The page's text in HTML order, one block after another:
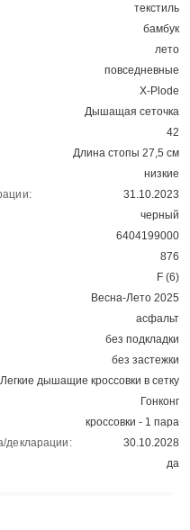
текстиль
бамбук
лето
повседневные
X-Plode
Дышащая сеточка
42
Длина стопы 27,5 см
низкие
31.10.2023
черный
6404199000
876
F (6)
Весна-Лето 2025
асфальт
без подкладки
без застежки
Легкие дышащие кроссовки в сетку
Гонконг
кроссовки - 1 пара
декларации:
30.10.2028
да